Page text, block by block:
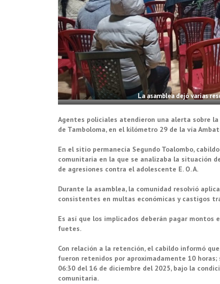
La asamblea dejó varias
Agentes policiales atendieron una alerta sobre
de Tamboloma, en el kilómetro 29 de la vía
En el sitio permanecía Segundo Toalombo,
comunitaria en la que se analizaba la situación
de agresiones contra el adolescente E. O. A.
Durante la asamblea, la comunidad resolvió
consistentes en multas económicas y castigos
Es así que los implicados deberán pagar montos
fuetes.
Con relación a la retención, el cabildo informó
fueron retenidos por aproximadamente 10
06:30 del 16 de diciembre del 2025, bajo la
comunitaria.